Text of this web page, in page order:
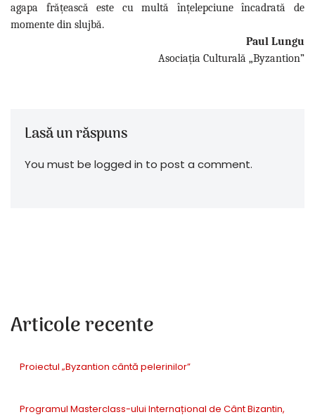
agapa frățească este cu multă înțelepciune încadrată de
momente din slujbă.
Paul Lungu
Asociația Culturală „Byzantion”
Lasă un răspuns
You must be logged in to post a comment.
Articole recente
Proiectul „Byzantion cântă pelerinilor”
Programul Masterclass-ului Internațional de Cânt Bizantin,